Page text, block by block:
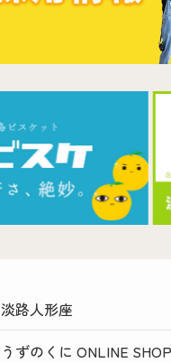
淡路人形座
うずのくに ONLINE SHOP